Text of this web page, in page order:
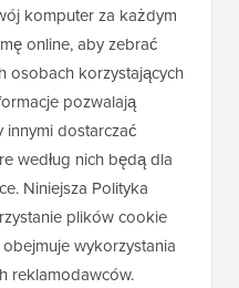
komputer za każdym
online, aby zebrać
osobach korzystających
pozwalają
innymi dostarczać
według nich będą dla
Niniejsza Polityka
plików cookie
wykorzystania
reklamodawców.